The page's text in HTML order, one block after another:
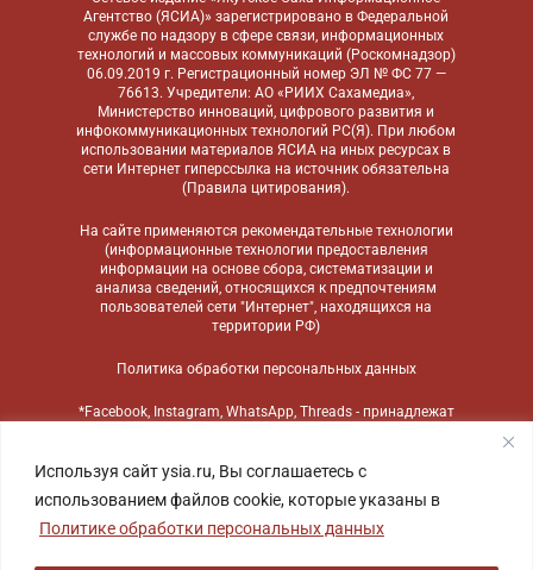
Используя сайт ysia.ru, Вы соглашаетесь с
использованием файлов cookie, которые указаны в
Политике обработки персональных данных
Агентство (ЯСИА)» зарегистрировано в Федеральной
службе по надзору в сфере связи, информационных
технологий и массовых коммуникаций (Роскомнадзор)
06.09.2019 г. Регистрационный номер ЭЛ № ФС 77 —
76613. Учредители: АО «РИИХ Сахамедиа»,
Министерство инноваций, цифрового развития и
инфокоммуникационных технологий РС(Я). При любом
использовании материалов ЯСИА на иных ресурсах в
сети Интернет гиперссылка на источник обязательна
(Правила цитирования).
На сайте применяются рекомендательные технологии
(информационные технологии предоставления
информации на основе сбора, систематизации и
анализа сведений, относящихся к предпочтениям
пользователей сети "Интернет", находящихся на
территории РФ)
Политика обработки персональных данных
*Facebook, Instagram, WhatsApp, Threads - принадлежат